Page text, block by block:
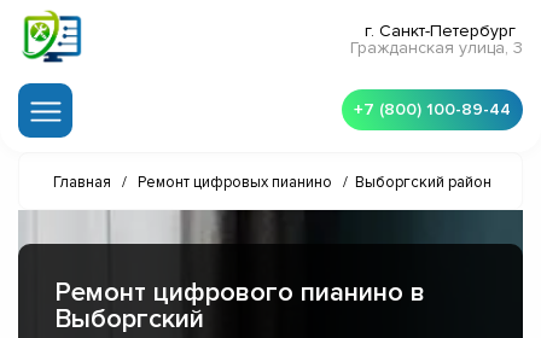
г. Санкт-Петербург
Гражданская улица, 3
+7 (800) 100-89-44
Главная / Ремонт цифровых пианино / Выборгский район
Ремонт цифрового пианино в
Выборгский